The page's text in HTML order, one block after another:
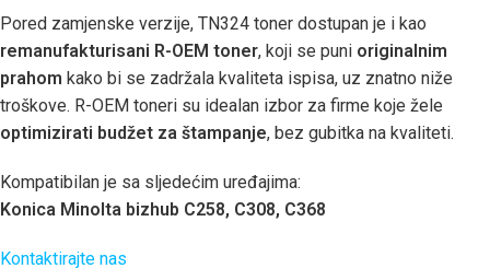
Pored zamjenske verzije, TN324 toner dostupan je i kao
remanufakturisani R-OEM toner, koji se puni originalnim
prahom kako bi se zadržala kvaliteta ispisa, uz znatno niže
troškove. R-OEM toneri su idealan izbor za firme koje žele
optimizirati budžet za štampanje, bez gubitka na kvaliteti.
Kompatibilan je sa sljedećim uređajima:
Konica Minolta bizhub C258, C308, C368
Kontaktirajte nas